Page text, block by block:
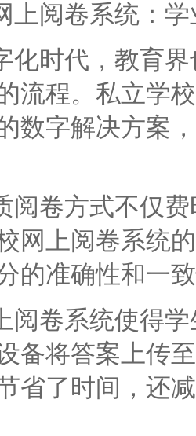
阅卷系统：学
时代，教育界
流程。私立学
数字解决方案
卷方式不仅费
网上阅卷系统
的准确性和一
卷系统使得学
备将答案上传
省了时间，还